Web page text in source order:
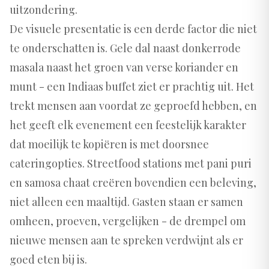
uitzondering.
De visuele presentatie is een derde factor die niet
te onderschatten is. Gele dal naast donkerrode
masala naast het groen van verse koriander en
munt - een Indiaas buffet ziet er prachtig uit. Het
trekt mensen aan voordat ze geproefd hebben, en
het geeft elk evenement een feestelijk karakter
dat moeilijk te kopiëren is met doorsnee
cateringopties. Streetfood stations met pani puri
en samosa chaat creëren bovendien een beleving,
niet alleen een maaltijd. Gasten staan er samen
omheen, proeven, vergelijken - de drempel om
nieuwe mensen aan te spreken verdwijnt als er
goed eten bij is.